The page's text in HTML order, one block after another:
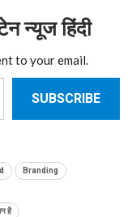
न्यूज हिंदी
to your email.
SUBSCRIBE
Branding
है